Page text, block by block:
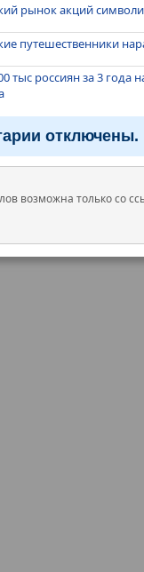
рынок акций
путешественники
тыс россиян за 3 года
отключены.
возможна только со